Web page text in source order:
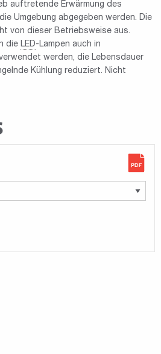
auftretende Erwärmung des
Umgebung abgegeben werden. Die
von dieser Betriebsweise aus.
die LED-Lampen auch in
werden, die Lebensdauer
Kühlung reduziert. Nicht